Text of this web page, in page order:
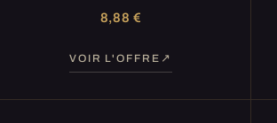
8,88 €
VOIR L'OFFRE